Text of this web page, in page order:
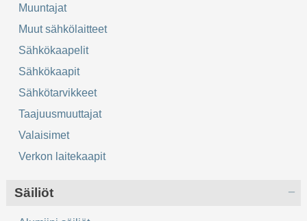
Muuntajat
Muut sähkölaitteet
Sähkökaapelit
Sähkökaapit
Sähkötarvikkeet
Taajuusmuuttajat
Valaisimet
Verkon laitekaapit
Säiliöt